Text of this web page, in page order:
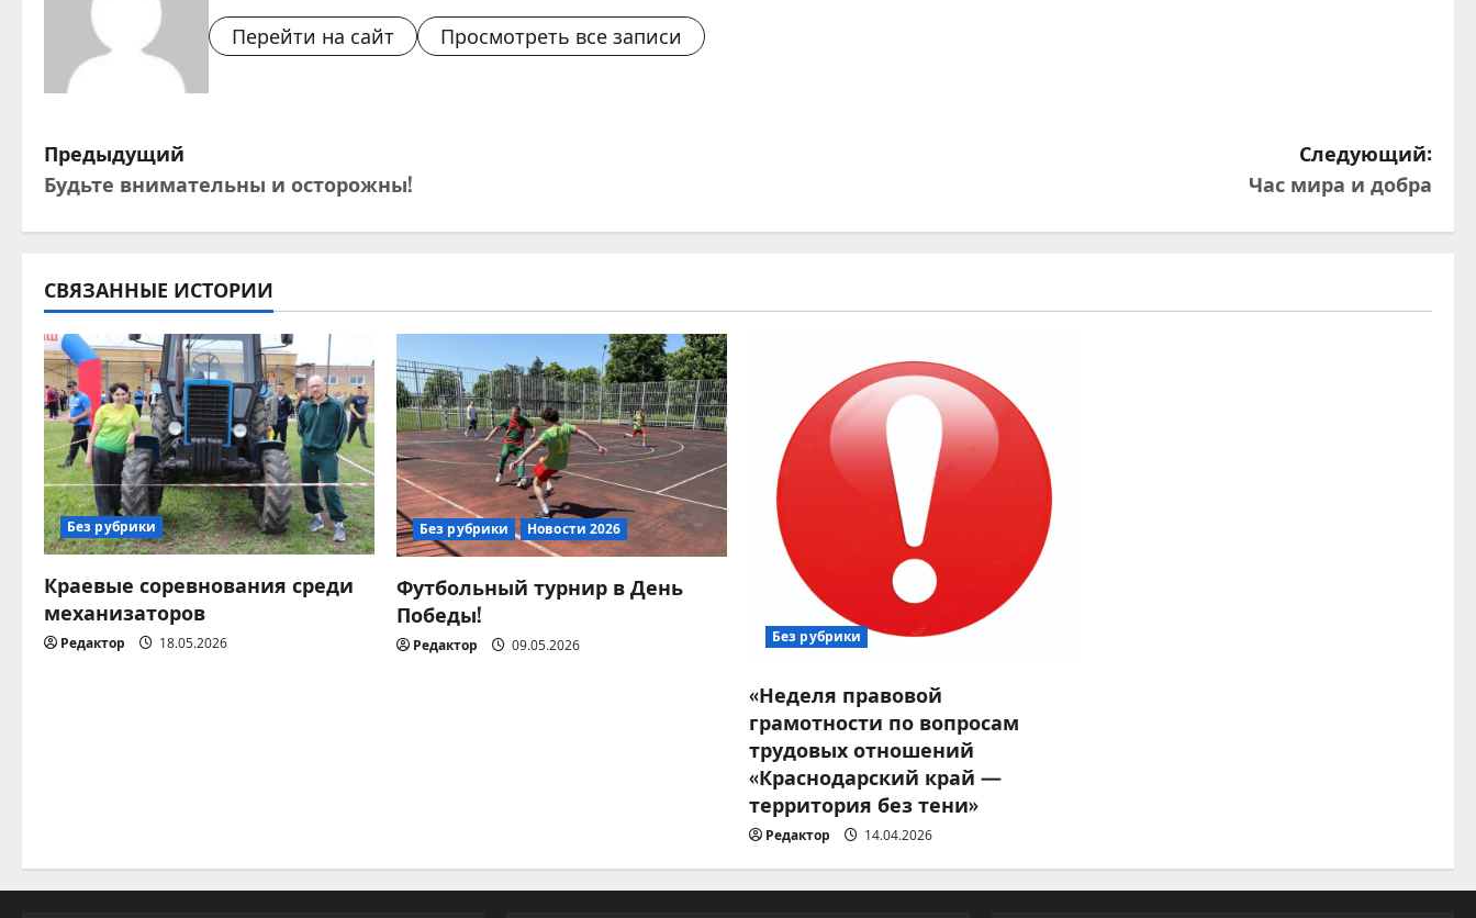
Перейти на сайт Просмотреть все записи
Н
а
в
и
г
а
ц
и
я
п
о
з
я
Предыдущий
Будьте внимательны и осторожны!
Следующий:
Час мира и добра
СВЯЗАННЫЕ ИСТОРИИ
Без рубрики
Краевые соревнования среди
механизаторов
Редактор 18.05.2026
Без рубрики Новости 2026
Футбольный турнир в День
Победы!
Редактор 09.05.2026 Без рубрики
«Неделя правовой
грамотности по вопросам
трудовых отношений
«Краснодарский край —
территория без тени»
Редактор 14.04.2026